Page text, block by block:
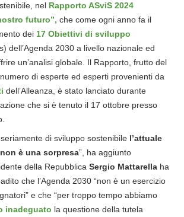
nel Rapporto ASviS 2024
futuro”, che come ogni anno fa il
dei 17 Obiettivi di sviluppo
dell’Agenda 2030 a livello nazionale ed
un’analisi globale. Il Rapporto, frutto del
di esperte ed esperti provenienti da
dell’Alleanza, è stato lanciato durante
che si è tenuto il 17 ottobre presso
di sviluppo sostenibile l’attuale
è una sorpresa”, ha aggiunto
della Repubblica Sergio Mattarella ha
che l’Agenda 2030 “non è un esercizio
e che “per troppo tempo abbiamo
inadeguato la questione della tutela